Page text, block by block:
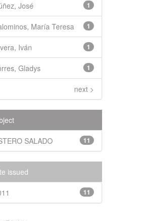
1
José
1
María Teresa
1
Iván
1
Gladys
next >
11
SALADO
issued
11